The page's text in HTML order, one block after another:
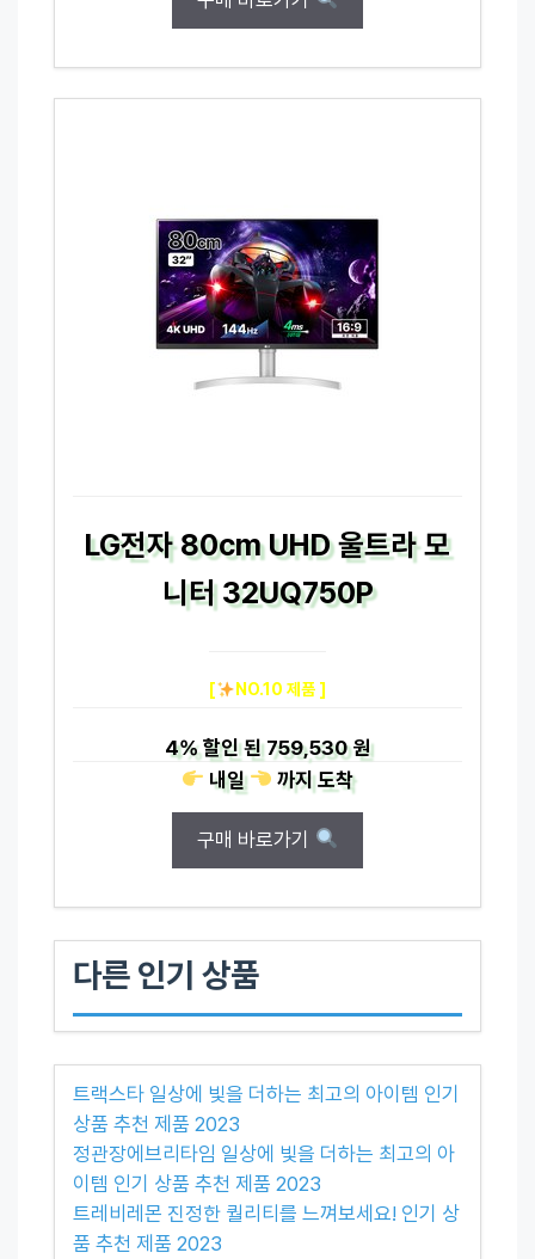
LG전자 80cm UHD 울트라 모
니터 32UQ750P
[ NO.10 제품 ]
4%할인 된759,530 원
내일
까지도착
구매 바로가기
다른 인기 상품
트랙스타 일상에 빛을 더하는 최고의 아이템 인기
상품 추천 제품 2023
정관장에브리타임 일상에 빛을 더하는 최고의 아
이템 인기 상품 추천 제품 2023
트레비레몬 진정한 퀄리티를 느껴보세요! 인기 상
품 추천 제품 2023